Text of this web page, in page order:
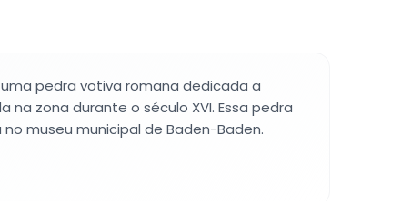
pedra votiva romana dedicada a
na zona durante o século XVI. Essa pedra
museu municipal de Baden-Baden.